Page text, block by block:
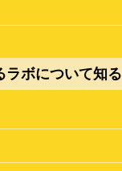
ラボについて知る